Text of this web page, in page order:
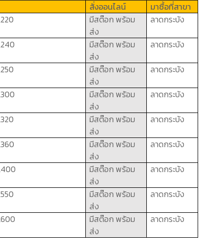
สั่งออนไลน์
มาซื้อที่สาขา
มีสต๊อก พร้อม
ส่ง
ลาดกระบัง
มีสต๊อก พร้อม
ส่ง
ลาดกระบัง
มีสต๊อก พร้อม
ส่ง
ลาดกระบัง
มีสต๊อก พร้อม
ส่ง
ลาดกระบัง
มีสต๊อก พร้อม
ส่ง
ลาดกระบัง
มีสต๊อก พร้อม
ส่ง
ลาดกระบัง
มีสต๊อก พร้อม
ส่ง
ลาดกระบัง
มีสต๊อก พร้อม
ส่ง
ลาดกระบัง
มีสต๊อก พร้อม
ส่ง
ลาดกระบัง